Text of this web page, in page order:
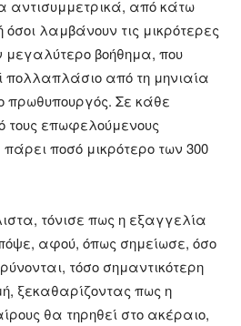
αντισυμμετρικά, από κάτω
λαμβάνουν τις μικρότερες
μεγαλύτερο βοήθημα, που
πολλαπλάσιο από τη μηνιαία
πρωθυπουργός. Σε κάθε
τους επωφελούμενους
ποσό μικρότερο των 300
τόνισε πως η εξαγγελία
αφού, όπως σημείωσε, όσο
τόσο σημαντικότερη
ξεκαθαρίζοντας πως η
θα τηρηθεί στο ακέραιο,